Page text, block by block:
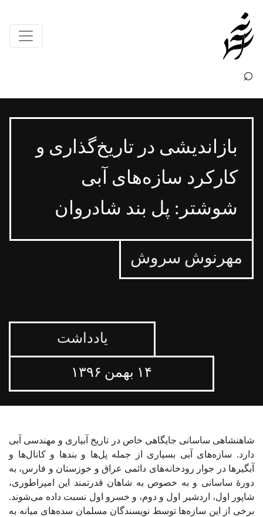
×
⌕
باز‌اندیشی در تاریخ‌گذاری و
کارکرد سازه‌های آبی
شوشتر: پل بند شادروان
مهرنوش سروش
یادداشت
۱۴ بهمن ۱۳۹۶
شاهنشاهی ساسانی جایگاهی خاص در تاریخ آبیاری و مهندسی آبی
دارد. سازه‌های آبی بسیاری از جمله پل‌ها و بندها و کانال‌ها و
آبگیرها در جوار رودخانه‌های دائمی عراق و خوزستان و فارس، به
دورۀ‌ ساسانی و به خصوص به شاهان قدرتمند این امپراطوری،
شاپور اول، اردشیر اول و دوم، و خسرو اول نسبت داده می‌شوند.
برخی از این سازه‌ها توسط نویسندگان مسلمان سده‌های میانه به